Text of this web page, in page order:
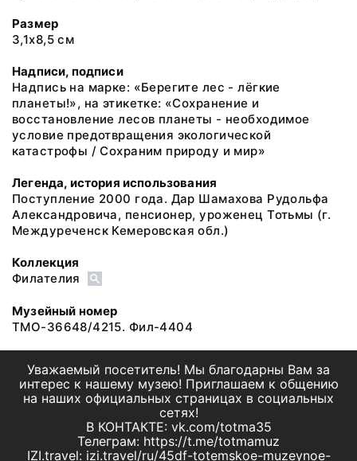
Размер
3,1х8,5 см
Надписи, подписи
Надпись на марке: «Берегите лес - лёгкие
планеты!», на этикетке: «Сохранение и
восстановление лесов планеты - необходимое
условие предотвращения экологической
катастрофы / Сохраним природу и мир»
Легенда, история использования
Поступление 2000 года. Дар Шамахова Рудольфа
Александровича, пенсионер, уроженец Тотьмы (г.
Междуреченск Кемеровская обл.)
Коллекция
Филателия
Музейный номер
ТМО-36648/4215. Фил-4404
Уважаемый посетитель! Мы благодарны Вам за
интерес к нашему музею! Приглашаем к общению
на наших официальных страницах в социальных
сетях!
В КОНТАКТЕ: vk.com/totma35
Телеграм: https://t.me/totmamuz
IZI.travel: izi.travel/ru/45df-totemskoe-muzeynoe-